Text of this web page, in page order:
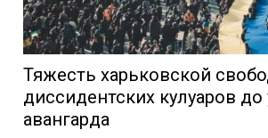
Тяжесть харьковской
диссидентских кулуаров до
авангарда